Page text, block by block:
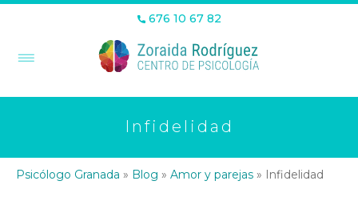
676 10 67 82
Infidelidad
Psicólogo Granada » Blog » Amor y parejas » Infidelidad